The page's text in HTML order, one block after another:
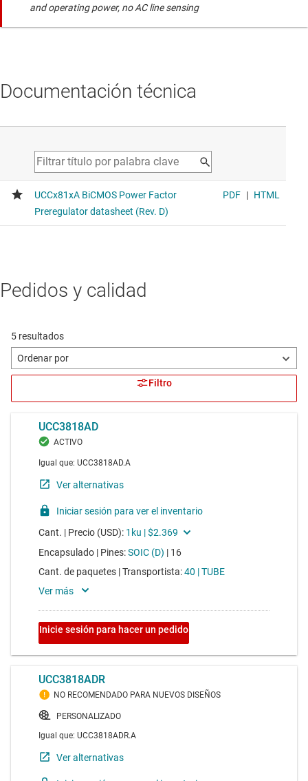
and operating power, no AC line sensing
Documentación técnica
Pedidos y calidad